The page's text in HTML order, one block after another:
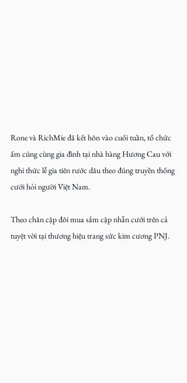
Rone và RichMie đã kết hôn vào cuối tuần, tổ chức
ấm cúng cùng gia đình tại nhà hàng Hương Cau với
nghi thức lễ gia tiên rước dâu theo đúng truyền thống
cưới hỏi người Việt Nam.
Theo chân cặp đôi mua sắm cặp nhẫn cưới trên cả
tuyệt vời tại thương hiệu trang sức kim cương PNJ.